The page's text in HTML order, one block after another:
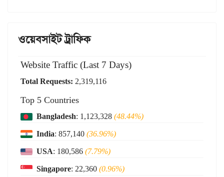
ওয়েবসাইট ট্রাফিক
Website Traffic (Last 7 Days)
Total Requests: 2,319,116
Top 5 Countries
Bangladesh: 1,123,328(48.44%)
India: 857,140(36.96%)
USA: 180,586(7.79%)
Singapore: 22,360(0.96%)